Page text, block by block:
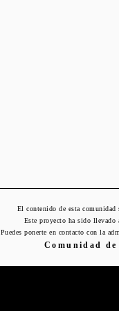
El contenido de esta
Este proyecto ha sido
Puedes ponerte en contacto con la
Comunidad